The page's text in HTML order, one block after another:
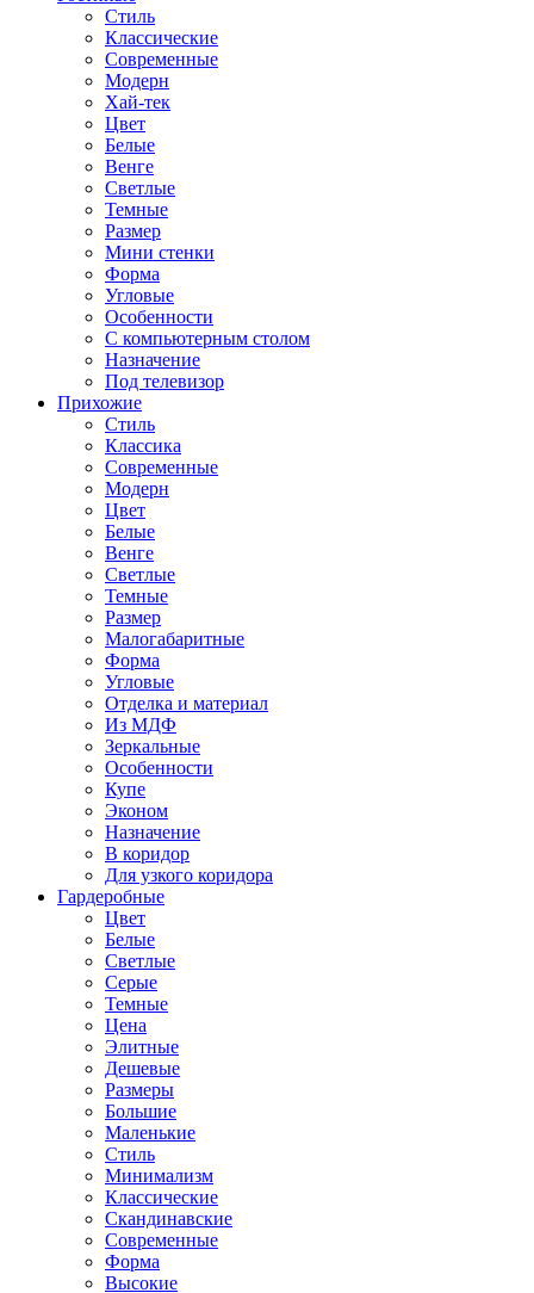
Стиль
Классические
Современные
Модерн
Хай-тек
Цвет
Белые
Венге
Светлые
Темные
Размер
Мини стенки
Форма
Угловые
Особенности
С компьютерным столом
Назначение
Под телевизор
Прихожие
Стиль
Классика
Современные
Модерн
Цвет
Белые
Венге
Светлые
Темные
Размер
Малогабаритные
Форма
Угловые
Отделка и материал
Из МДФ
Зеркальные
Особенности
Купе
Эконом
Назначение
В коридор
Для узкого коридора
Гардеробные
Цвет
Белые
Светлые
Серые
Темные
Цена
Элитные
Дешевые
Размеры
Большие
Маленькие
Стиль
Минимализм
Классические
Скандинавские
Современные
Форма
Высокие